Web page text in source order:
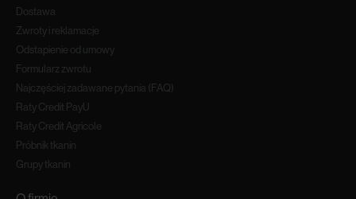
Dostawa
Zwroty i reklamacje
Odstapienie od umowy
Formularz zwrotu
Najczęściej zadawane pytania (FAQ)
Raty Credit PayU
Raty Credit Agricole
Próbnik tkanin
Grupy tkanin